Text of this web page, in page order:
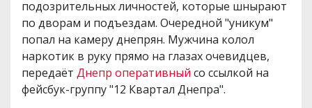
подозрительных личностей, которые шнырают
по дворам и подъездам. Очередной "уникум"
попал на камеру днепрян. Мужчина колол
наркотик в руку прямо на глазах очевидцев,
передаёт Днепр оперативный со ссылкой на
фейсбук-группу "12 Квартал Днепра".